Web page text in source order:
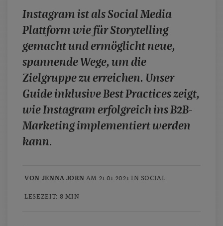
case studies
whitepaper
branchen
magazine
contact
Instagram ist als Social Media
Plattform wie für Storytelling
gemacht und ermöglicht neue,
spannende Wege, um die
Zielgruppe zu erreichen. Unser
Guide inklusive Best Practices zeigt,
wie Instagram erfolgreich ins B2B-
Marketing implementiert werden
kann.
VON JENNA JÖRN AM 21.01.2021 IN SOCIAL
LESEZEIT: 8 MIN